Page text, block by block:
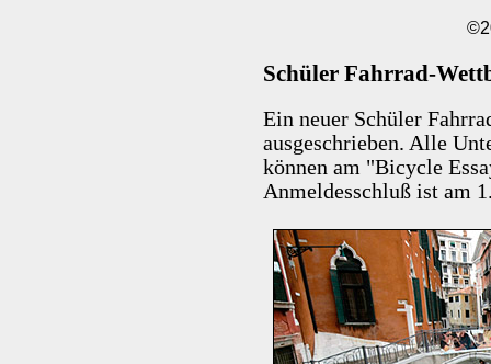
Schüler Fahrrad-
Ein neuer Schüler
ausgeschrieben. Alle
können am "Bicycle
Anmeldesschluß ist am